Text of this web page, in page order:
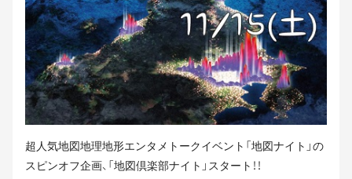
超人気地図地理地形エンタメトークイベント「地図ナイト」の
スピンオフ企画、「地図倶楽部ナイト」スタート！！